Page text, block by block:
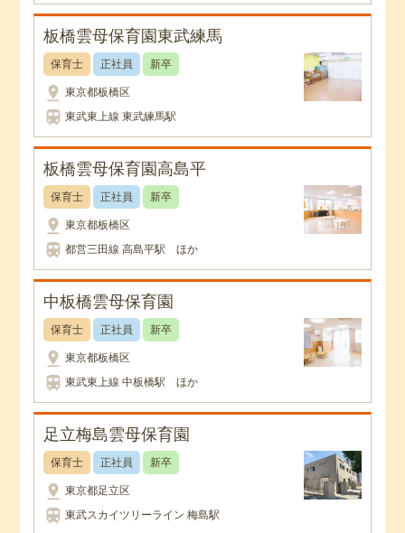
板橋雲母保育園東武練馬
保育士 正社員 新卒
pin_drop 東京都板橋区
train 東武東上線 東武練馬駅
板橋雲母保育園高島平
保育士 正社員 新卒
pin_drop 東京都板橋区
train 都営三田線 高島平駅 ほか
中板橋雲母保育園
保育士 正社員 新卒
pin_drop 東京都板橋区
train 東武東上線 中板橋駅 ほか
足立梅島雲母保育園
保育士 正社員 新卒
pin_drop 東京都足立区
train 東武スカイツリーライン 梅島駅